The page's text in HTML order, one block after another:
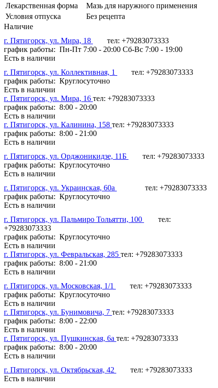
Лекарственная форма
Мазь для наружного применения
Условия отпуска
Без рецепта
Наличие
г. Пятигорск, ул. Мира, 18
тел: +79283073333
график работы: Пн-Пт 7:00 - 20:00 Сб-Вс 7:00 - 19:00
Есть в наличии
г. Пятигорск, ул. Коллективная, 1
тел: +79283073333
график работы: Круглосуточно
Есть в наличии
г. Пятигорск, ул. Мира, 16 тел: +79283073333
график работы: 8:00 - 20:00
Есть в наличии
г. Пятигорск, ул. Калинина, 158 тел: +79283073333
график работы: 8:00 - 21:00
Есть в наличии
г. Пятигорск, ул. Орджоникидзе, 11Б
тел: +79283073333
график работы: Круглосуточно
Есть в наличии
г. Пятигорск, ул. Украинская, 60а
тел: +79283073333
график работы: Круглосуточно
Есть в наличии
г. Пятигорск, ул. Пальмиро Тольятти, 100
тел:
+79283073333
график работы: Круглосуточно
Есть в наличии
г. Пятигорск, ул. Февральская, 285 тел: +79283073333
график работы: 8:00 - 21:00
Есть в наличии
г. Пятигорск, ул. Московская, 1/1
тел: +79283073333
график работы: Круглосуточно
Есть в наличии
г. Пятигорск, ул. Бунимовича, 7 тел: +79283073333
график работы: 8:00 - 22:00
Есть в наличии
г. Пятигорск, ул. Пушкинская, 6а тел: +79283073333
график работы: 8:00 - 20:00
Есть в наличии
г. Пятигорск, ул. Октябрьская, 42
тел: +79283073333
Есть в наличии